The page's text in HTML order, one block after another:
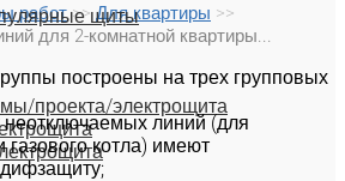
щиты
проекта/электрощита
работ>>Для квартиры >>
для 2-комнатной квартиры...
построены на трех групповых
неотключаемых линий (для
газового котла) имеют